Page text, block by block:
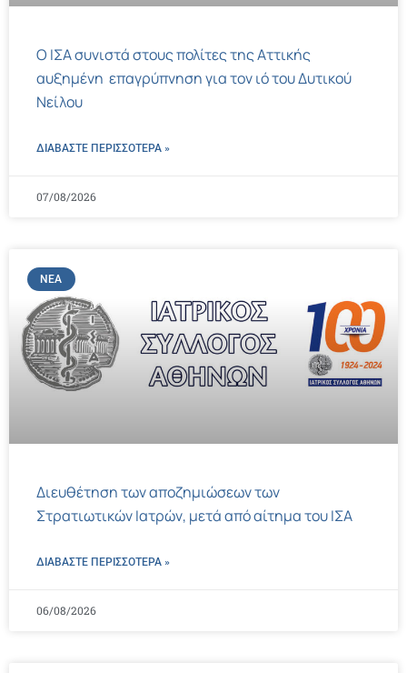
Ο ΙΣΑ συνιστά στους πολίτες της Αττικής
αυξημένη επαγρύπνηση για τον ιό του Δυτικού
Νείλου
ΔΙΑΒΑΣΤΕ ΠΕΡΙΣΣΌΤΕΡΑ »
07/08/2026
ΝΈΑ
Διευθέτηση των αποζημιώσεων των
Στρατιωτικών Ιατρών, μετά από αίτημα του ΙΣΑ
ΔΙΑΒΑΣΤΕ ΠΕΡΙΣΣΌΤΕΡΑ »
06/08/2026